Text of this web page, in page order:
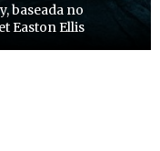
baseada no
Easton Ellis